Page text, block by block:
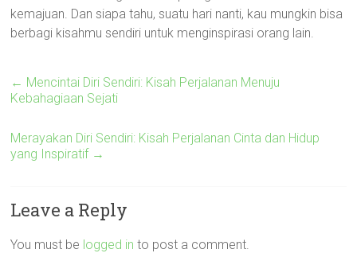
kemajuan. Dan siapa tahu, suatu hari nanti, kau mungkin bisa
berbagi kisahmu sendiri untuk menginspirasi orang lain.
← Mencintai Diri Sendiri: Kisah Perjalanan Menuju
Kebahagiaan Sejati
Merayakan Diri Sendiri: Kisah Perjalanan Cinta dan Hidup
yang Inspiratif →
Leave a Reply
You must be logged in to post a comment.